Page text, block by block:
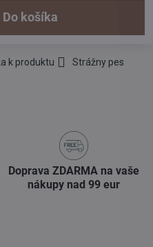
Do košíka
k produktu
Strážny pes
Doprava ZDARMA na vaše
nákupy nad 99 eur